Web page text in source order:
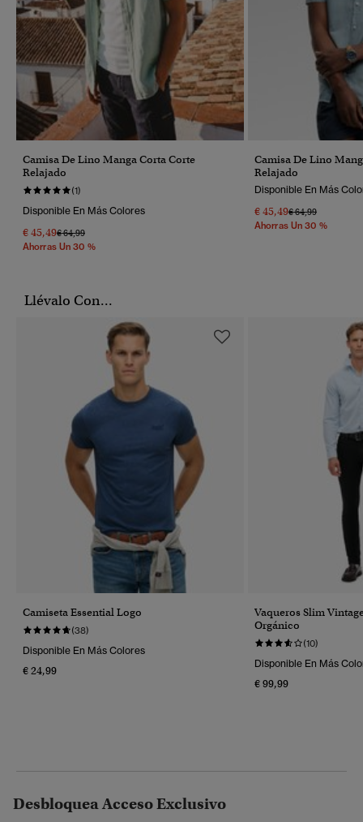
Camisa De Lino Manga Corta Corte
Relajado
(1)
Disponible En Más Colores
€ 45,49Precio Rebajado De
€ 64,99A
Ahorras Un 30 %
Camisa De Lino
Relajado
Disponible En Más
€ 45,49Precio Rebajado
€ 64,99A
Ahorras Un 30 %
Llévalo Con...
Camiseta Essential Logo
(38)
Disponible En Más Colores
€ 24,99
Vaqueros Slim
Orgánico
(10)
Disponible En Más
€ 99,99
Desbloquea Acceso Exclusivo